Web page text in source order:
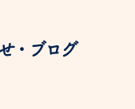
・ブログ